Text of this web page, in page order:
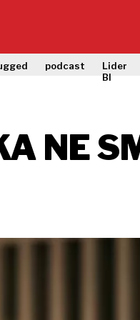
podcast
Lider
BI
NE